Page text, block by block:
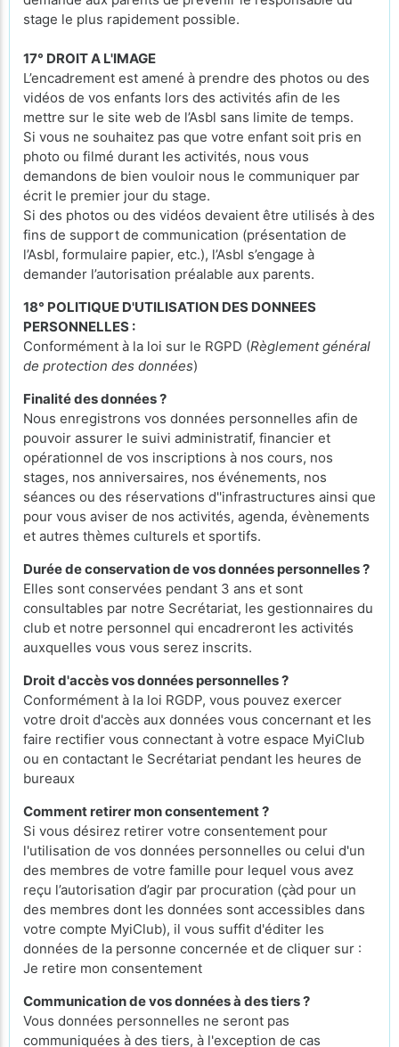
stage le plus rapidement possible.
17° DROIT A L'IMAGE
L’encadrement est amené à prendre des photos ou des
vidéos de vos enfants lors des activités afin de les
mettre sur le site web de l’Asbl sans limite de temps.
Si vous ne souhaitez pas que votre enfant soit pris en
photo ou filmé durant les activités, nous vous
demandons de bien vouloir nous le communiquer par
écrit le premier jour du stage.
Si des photos ou des vidéos devaient être utilisés à des
fins de support de communication (présentation de
l’Asbl, formulaire papier, etc.), l’Asbl s’engage à
demander l’autorisation préalable aux parents.
18° POLITIQUE D'UTILISATION DES DONNEES
PERSONNELLES :
Conformément à la loi sur le RGPD (Règlement général
de protection des données)
Finalité des données ?
Nous enregistrons vos données personnelles afin de
pouvoir assurer le suivi administratif, financier et
opérationnel de vos inscriptions à nos cours, nos
stages, nos anniversaires, nos événements, nos
séances ou des réservations d''infrastructures ainsi que
pour vous aviser de nos activités, agenda, évènements
et autres thèmes culturels et sportifs.
Durée de conservation de vos données personnelles ?
Elles sont conservées pendant 3 ans et sont
consultables par notre Secrétariat, les gestionnaires du
club et notre personnel qui encadreront les activités
auxquelles vous vous serez inscrits.
Droit d'accès vos données personnelles ?
Conformément à la loi RGDP, vous pouvez exercer
votre droit d'accès aux données vous concernant et les
faire rectifier vous connectant à votre espace MyiClub
ou en contactant le Secrétariat pendant les heures de
bureaux
Comment retirer mon consentement ?
Si vous désirez retirer votre consentement pour
l'utilisation de vos données personnelles ou celui d'un
des membres de votre famille pour lequel vous avez
reçu l’autorisation d’agir par procuration (çàd pour un
des membres dont les données sont accessibles dans
votre compte MyiClub), il vous suffit d'éditer les
données de la personne concernée et de cliquer sur :
Je retire mon consentement
Communication de vos données à des tiers ?
Vous données personnelles ne seront pas
communiquées à des tiers, à l'exception de cas